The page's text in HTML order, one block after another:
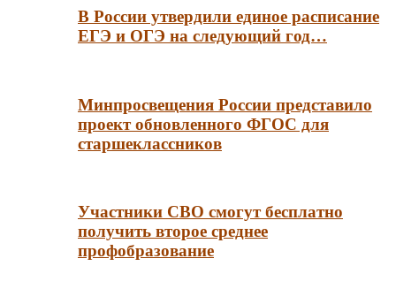
В России утвердили единое расписание
ЕГЭ и ОГЭ на следующий год…
Минпросвещения России представило
проект обновленного ФГОС для
старшеклассников
Участники СВО смогут бесплатно
получить второе среднее
профобразование